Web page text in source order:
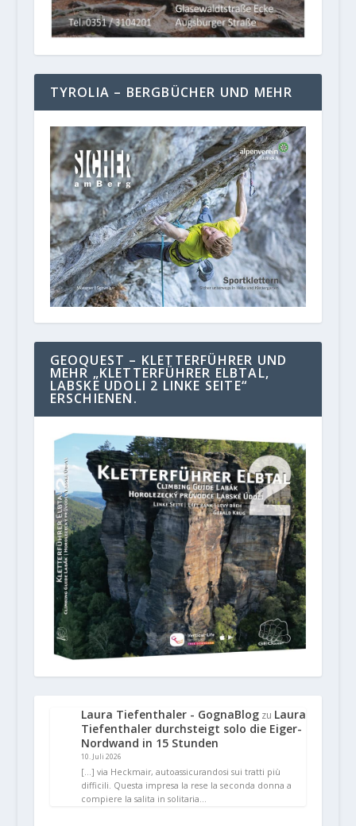
TYROLIA – BERGBÜCHER UND MEHR
GEOQUEST – KLETTERFÜHRER UND
MEHR „KLETTERFÜHRER ELBTAL,
LABSKE UDOLI 2 LINKE SEITE“
ERSCHIENEN.
Laura Tiefenthaler - GognaBlogzu Laura
Tiefenthaler durchsteigt solo die Eiger-
Nordwand in 15 Stunden
10. Juli 2026
[…] via Heckmair, autoassicurandosi sui tratti più
difficili. Questa impresa la rese la seconda donna a
compiere la salita in solitaria…